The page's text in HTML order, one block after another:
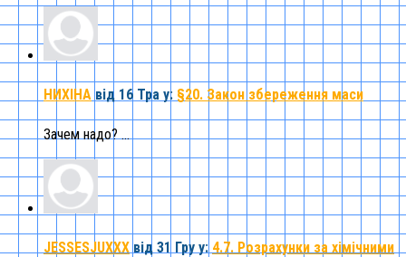
НИХІНА від 16 Тра у: §20. Закон збереження маси
Зачем надо? ...
JESSESJUXXX від 31 Гру у: 4.7. Розрахунки за хімічними